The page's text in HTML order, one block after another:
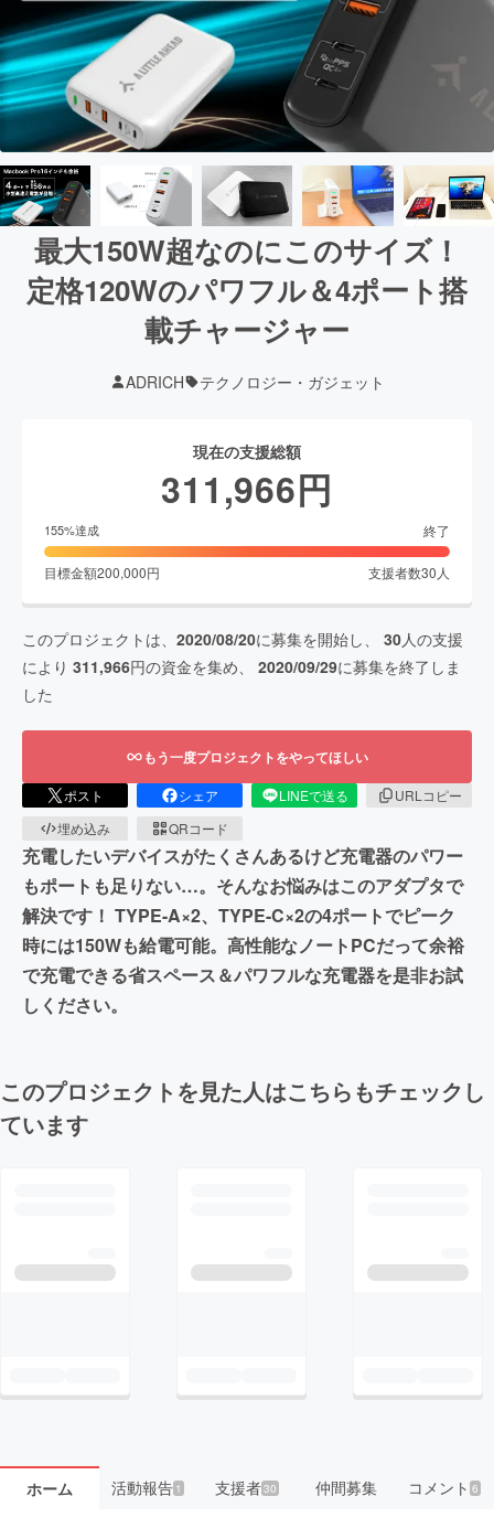
最大150W超なのにこのサイズ！
定格120Wのパワフル＆4ポート搭
載チャージャー
ADRICH テクノロジー・ガジェット
現在の支援総額
311,966円
155%達成 終了
目標金額200,000円 支援者数30 人
このプロジェクトは、 2020/08/20に募集を開始し、 30人の支援
により 311,966円の資金を集め、 2020/09/29に募集を終了しま
した
もう一度プロジェクトをやってほしい
ポスト シェア LINEで送る
URLコピー
埋め込み
QRコード
充電したいデバイスがたくさんあるけど充電器のパワー
もポートも足りない…。そんなお悩みはこのアダプタで
解決です！ TYPE-A×2、TYPE-C×2の4ポートでピーク
時には150Wも給電可能。高性能なノートPCだって余裕
で充電できる省スペース＆パワフルな充電器を是非お試
しください。
このプロジェクトを見た人はこちらもチェックし
ています
ホーム 活動報告1 支援者30 仲間募集 コメント6